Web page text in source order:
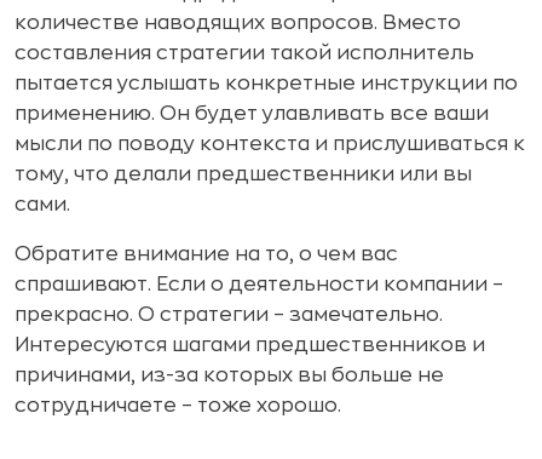
количестве наводящих вопросов. Вместо
составления стратегии такой исполнитель
пытается услышать конкретные инструкции по
применению. Он будет улавливать все ваши
мысли по поводу контекста и прислушиваться к
тому, что делали предшественники или вы
сами.
Обратите внимание на то, о чем вас
спрашивают. Если о деятельности компании –
прекрасно. О стратегии – замечательно.
Интересуются шагами предшественников и
причинами, из-за которых вы больше не
сотрудничаете – тоже хорошо.